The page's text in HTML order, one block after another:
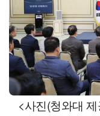
<사진(청와대